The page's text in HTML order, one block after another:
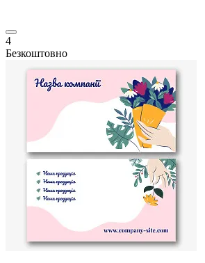
4
Безкоштовно